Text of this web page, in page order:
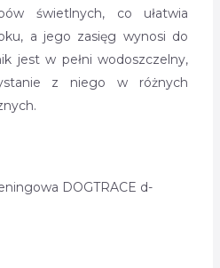
świetlnych, co ułatwia
a jego zasięg wynosi do
jest w pełni wodoszczelny,
z niego w różnych
DOGTRACE d-